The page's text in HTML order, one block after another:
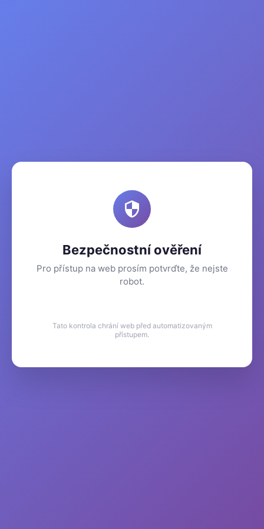
Bezpečnostní ověření
Pro přístup na web prosím potvrďte, že nejste
robot.
Tato kontrola chrání web před automatizovaným
přístupem.